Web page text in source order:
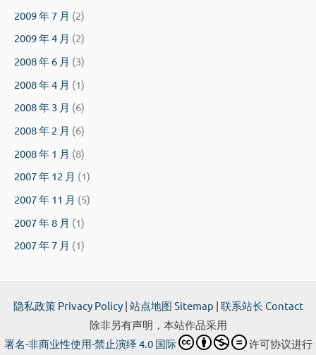
2009 年 7 月 (2)
2009 年 4 月 (2)
2008 年 6 月 (3)
2008 年 4 月 (1)
2008 年 3 月 (6)
2008 年 2 月 (6)
2008 年 1 月 (8)
2007 年 12 月 (1)
2007 年 11 月 (5)
2007 年 8 月 (1)
2007 年 7 月 (1)
隐私政策 Privacy Policy| 站点地图 Sitemap | 联系站长 Contact
除非另有声明，本站作品采用
署名-非商业性使用-禁止演绎 4.0 国际
许可协议进行